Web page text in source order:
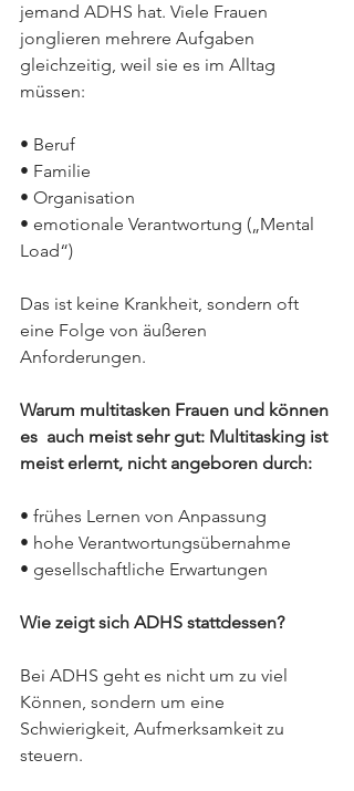
jemand ADHS hat. Viele Frauen
jonglieren mehrere Aufgaben
gleichzeitig, weil sie es im Alltag
müssen:
• Beruf
• Familie
• Organisation
• emotionale Verantwortung („Mental
Load“)
Das ist keine Krankheit, sondern oft
eine Folge von äußeren
Anforderungen.
Warum multitasken Frauen und können
es  auch meist sehr gut: Multitasking ist
meist erlernt, nicht angeboren durch:
• frühes Lernen von Anpassung
• hohe Verantwortungsübernahme
• gesellschaftliche Erwartungen
Wie zeigt sich ADHS stattdessen?
Bei ADHS geht es nicht um zu viel
Können, sondern um eine
Schwierigkeit, Aufmerksamkeit zu
steuern.